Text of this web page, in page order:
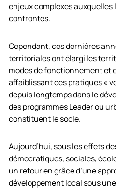
enjeux complexes
confrontés.
Cependant, ces dernières
territoriales ont élargi les
modes de fonctionnement et
affaiblissant ces pratiques «
depuis longtemps dans le
des programmes Leader ou
constituent le socle.
Aujourd’hui, sous les effets
démocratiques, sociales,
un retour en grâce d’une
développement local sous